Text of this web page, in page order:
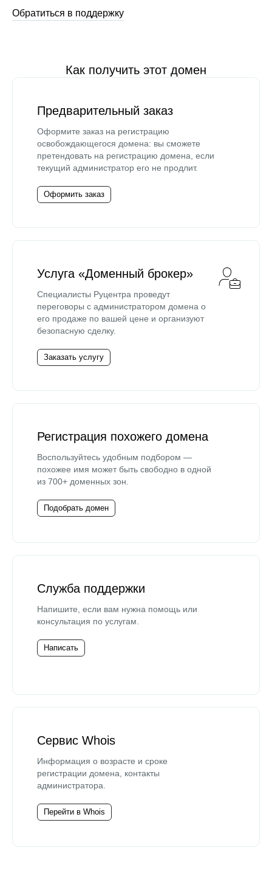
Обратиться в поддержку
Как получить этот домен
Предварительный заказ
Оформите заказ на регистрацию
освобождающегося домена: вы сможете
претендовать на регистрацию домена, если
текущий администратор его не продлит.
Оформить заказ
Услуга «Доменный брокер»
Специалисты Руцентра проведут
переговоры с администратором домена о
его продаже по вашей цене и организуют
безопасную сделку.
Заказать услугу
Регистрация похожего домена
Воспользуйтесь удобным подбором —
похожее имя может быть свободно в одной
из 700+ доменных зон.
Подобрать домен
Служба поддержки
Напишите, если вам нужна помощь или
консультация по услугам.
Написать
Сервис Whois
Информация о возрасте и сроке
регистрации домена, контакты
администратора.
Перейти в Whois